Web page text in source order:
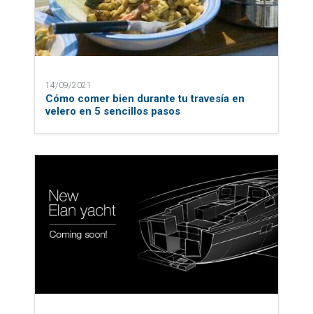
14/09/2021
Cómo comer bien durante tu travesía en
velero en 5 sencillos pasos